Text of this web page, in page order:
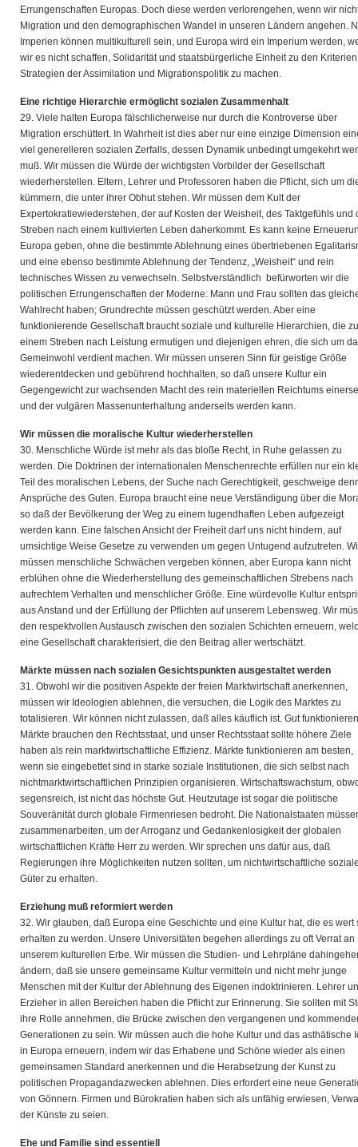
Errungenschaften Europas. Doch diese werden verlorengehen, wenn wir
Migration und den demographischen Wandel in unseren Ländern angehen.
Imperien können multikulturell sein, und Europa wird ein Imperium werden,
wir es nicht schaffen, Solidarität und staatsbürgerliche Einheit zu den
Strategien der Assimilation und Migrationspolitik zu machen.
Eine richtige Hierarchie ermöglicht sozialen Zusammenhalt
29. Viele halten Europa fälschlicherweise nur durch die Kontroverse über
Migration erschüttert. In Wahrheit ist dies aber nur eine einzige Dimension
viel generelleren sozialen Zerfalls, dessen Dynamik unbedingt umgekehrt
muß. Wir müssen die Würde der wichtigsten Vorbilder der Gesellschaft
wiederherstellen. Eltern, Lehrer und Professoren haben die Pflicht, sich um
kümmern, die unter ihrer Obhut stehen. Wir müssen dem Kult der
Expertokratiewiederstehen, der auf Kosten der Weisheit, des Taktgefühls und
Streben nach einem kultivierten Leben daherkommt. Es kann keine
Europa geben, ohne die bestimmte Ablehnung eines übertriebenen
und eine ebenso bestimmte Ablehnung der Tendenz, „Weisheit“ und rein
technisches Wissen zu verwechseln. Selbstverständlich befürworten wir die
politischen Errungenschaften der Moderne: Mann und Frau sollten das
Wahlrecht haben; Grundrechte müssen geschützt werden. Aber eine
funktionierende Gesellschaft braucht soziale und kulturelle Hierarchien, die zu
einem Streben nach Leistung ermutigen und diejenigen ehren, die sich um
Gemeinwohl verdient machen. Wir müssen unseren Sinn für geistige Größe
wiederentdecken und gebührend hochhalten, so daß unsere Kultur ein
Gegengewicht zur wachsenden Macht des rein materiellen Reichtums
und der vulgären Massenunterhaltung anderseits werden kann.
Wir müssen die moralische Kultur wiederherstellen
30. Menschliche Würde ist mehr als das bloße Recht, in Ruhe gelassen zu
werden. Die Doktrinen der internationalen Menschenrechte erfüllen nur ein
Teil des moralischen Lebens, der Suche nach Gerechtigkeit, geschweige
Ansprüche des Guten. Europa braucht eine neue Verständigung über die
so daß der Bevölkerung der Weg zu einem tugendhaften Leben aufgezeigt
werden kann. Eine falschen Ansicht der Freiheit darf uns nicht hindern, auf
umsichtige Weise Gesetze zu verwenden um gegen Untugend aufzutreten.
müssen menschliche Schwächen vergeben können, aber Europa kann nicht
erblühen ohne die Wiederherstellung des gemeinschaftlichen Strebens nach
aufrechtem Verhalten und menschlicher Größe. Eine würdevolle Kultur
aus Anstand und der Erfüllung der Pflichten auf unserem Lebensweg. Wir
den respektvollen Austausch zwischen den sozialen Schichten erneuern,
eine Gesellschaft charakterisiert, die den Beitrag aller wertschätzt.
Märkte müssen nach sozialen Gesichtspunkten ausgestaltet werden
31. Obwohl wir die positiven Aspekte der freien Marktwirtschaft anerkennen,
müssen wir Ideologien ablehnen, die versuchen, die Logik des Marktes zu
totalisieren. Wir können nicht zulassen, daß alles käuflich ist. Gut
Märkte brauchen den Rechtsstaat, und unser Rechtsstaat sollte höhere Ziele
haben als rein marktwirtschaftliche Effizienz. Märkte funktionieren am besten,
wenn sie eingebettet sind in starke soziale Institutionen, die sich selbst nach
nichtmarktwirtschaftlichen Prinzipien organisieren. Wirtschaftswachstum,
segensreich, ist nicht das höchste Gut. Heutzutage ist sogar die politische
Souveränität durch globale Firmenriesen bedroht. Die Nationalstaaten
zusammenarbeiten, um der Arroganz und Gedankenlosigkeit der globalen
wirtschaftlichen Kräfte Herr zu werden. Wir sprechen uns dafür aus, daß
Regierungen ihre Möglichkeiten nutzen sollten, um nichtwirtschaftliche
Güter zu erhalten.
Erziehung muß reformiert werden
32. Wir glauben, daß Europa eine Geschichte und eine Kultur hat, die es wert
erhalten zu werden. Unsere Universitäten begehen allerdings zu oft Verrat an
unserem kulturellen Erbe. Wir müssen die Studien- und Lehrpläne
ändern, daß sie unsere gemeinsame Kultur vermitteln und nicht mehr junge
Menschen mit der Kultur der Ablehnung des Eigenen indoktrinieren. Lehrer
Erzieher in allen Bereichen haben die Pflicht zur Erinnerung. Sie sollten mit
ihre Rolle annehmen, die Brücke zwischen den vergangenen und
Generationen zu sein. Wir müssen auch die hohe Kultur und das asthätische
in Europa erneuern, indem wir das Erhabene und Schöne wieder als einen
gemeinsamen Standard anerkennen und die Herabsetzung der Kunst zu
politischen Propagandazwecken ablehnen. Dies erfordert eine neue
von Gönnern. Firmen und Bürokratien haben sich als unfähig erwiesen,
der Künste zu seien.
Ehe und Familie sind essentiell